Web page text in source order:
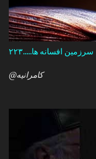
سرزمین افسانه ها.....۲۲۳
@کامرانیه